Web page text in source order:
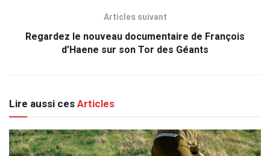
Articles suivant
Regardez le nouveau documentaire de François
d’Haene sur son Tor des Géants
Lire aussi cesArticles